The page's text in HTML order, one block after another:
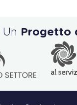
Un Progetto